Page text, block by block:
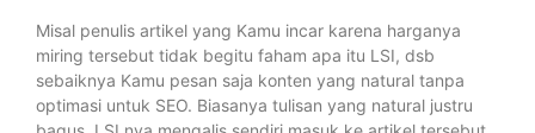
Misal penulis artikel yang Kamu incar karena harganya
miring tersebut tidak begitu faham apa itu LSI, dsb
sebaiknya Kamu pesan saja konten yang natural tanpa
optimasi untuk SEO. Biasanya tulisan yang natural justru